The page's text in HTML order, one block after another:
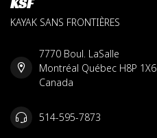
KSF
KAYAK SANS FRONTIÈRES
7770 Boul. LaSalle
Montréal Québec H8P 1X6
Canada
514-595-7873